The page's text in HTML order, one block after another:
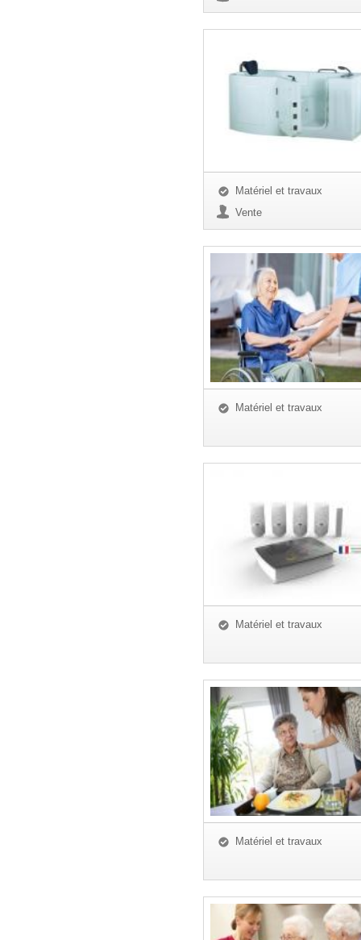
Matériel et travaux
Vente
Matériel et travaux
Matériel et travaux
Matériel et travaux